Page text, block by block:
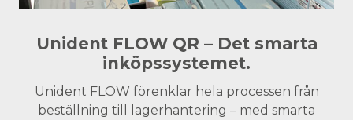
Unident FLOW QR – Det smarta
inköpssystemet.
Unident FLOW förenklar hela processen från
beställning till lagerhantering – med smarta